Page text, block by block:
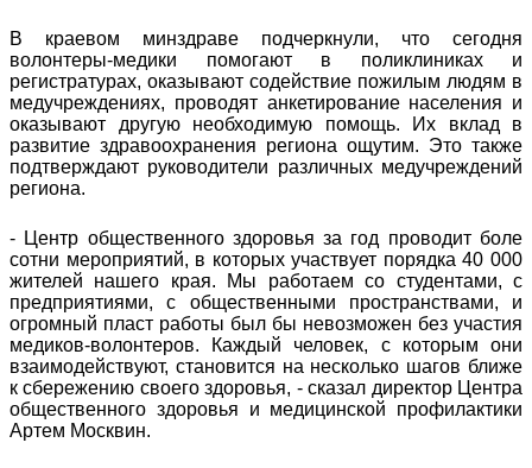
В краевом минздраве подчеркнули, что сегодня
волонтеры-медики помогают в поликлиниках и
регистратурах, оказывают содействие пожилым людям в
медучреждениях, проводят анкетирование населения и
оказывают другую необходимую помощь. Их вклад в
развитие здравоохранения региона ощутим. Это также
подтверждают руководители различных медучреждений
региона.
- Центр общественного здоровья за год проводит боле
сотни мероприятий, в которых участвует порядка 40 000
жителей нашего края. Мы работаем со студентами, с
предприятиями, с общественными пространствами, и
огромный пласт работы был бы невозможен без участия
медиков-волонтеров. Каждый человек, с которым они
взаимодействуют, становится на несколько шагов ближе
к сбережению своего здоровья, - сказал директор Центра
общественного здоровья и медицинской профилактики
Артем Москвин.